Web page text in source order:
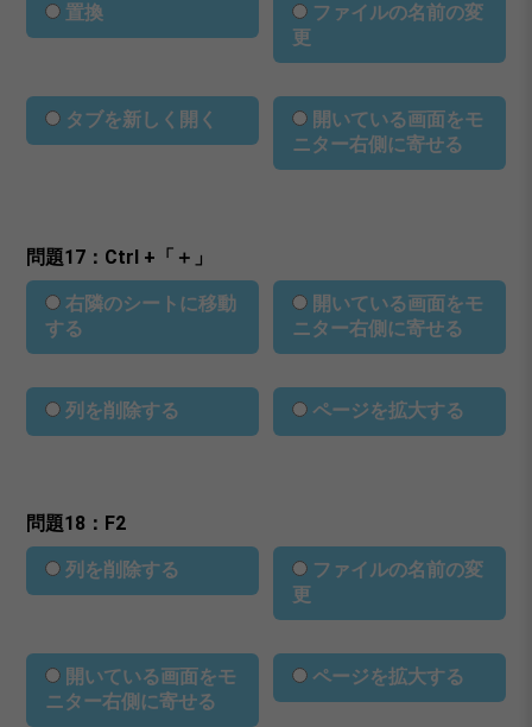
置換
ファイルの名前の変
更
タブを新しく開く
開いている画面をモ
ニター右側に寄せる
問題17：Ctrl +「＋」
右隣のシートに移動
する
開いている画面をモ
ニター右側に寄せる
列を削除する ページを拡大する
問題18：F2
列を削除する
ファイルの名前の変
更
開いている画面をモ
ニター右側に寄せる
ページを拡大する